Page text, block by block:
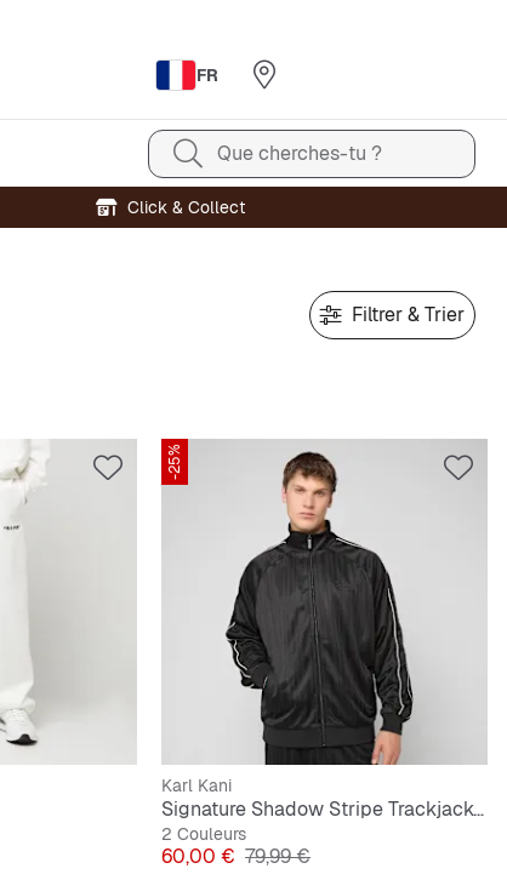
FR
Que cherches-tu ?
Click & Collect
Filtrer & Trier
-25%
Karl Kani
Signature Shadow Stripe Trackjacket
2 Couleurs
Prix
60,00 € Prix original
79,99 €